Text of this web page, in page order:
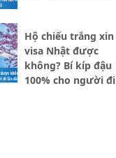
Hộ chiếu trắng xin
visa Nhật được
không? Bí kíp đậu
100% cho người đi